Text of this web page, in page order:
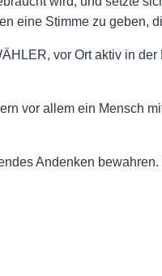
eine Stimme zu geben,
vor Ort aktiv in
vor allem ein Mensch
Andenken